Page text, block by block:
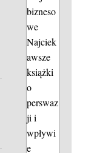
bizneso
we
Najciek
awsze
książki
o
perswaz
ji i
wpływi
e